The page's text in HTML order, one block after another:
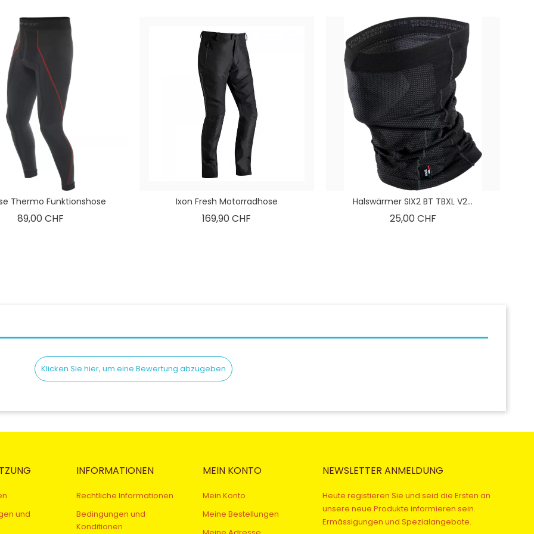
Thermo Funktionshose
89,00 CHFPreis
Ixon Fresh Motorradhose
169,90 CHF
Halswärmer SIX2 BT TBXL V2...
25,00 CHFPreis
Klicken Sie hier, um eine Bewertung abzugeben
und
INFORMATIONEN
Rechtliche Informationen
Bedingungen und
Konditionen
MEIN KONTO
Mein Konto
Meine Bestellungen
NEWSLETTER ANMELDUNG
Heute registieren Sie und seid die Ersten an
unsere neue Produkte informieren sein.
Ermässigungen und Spezialangebote.